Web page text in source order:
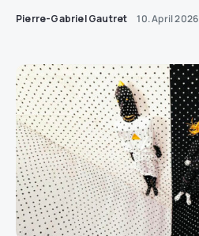
Pierre-Gabriel Gautret 10. April 2026